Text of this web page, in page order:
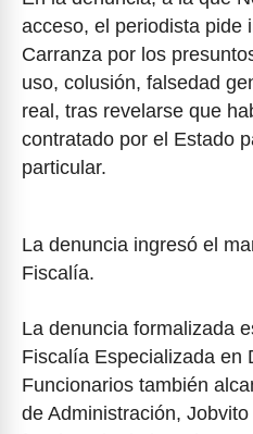
acceso, el periodista pide
Carranza por los
uso, colusión, falsedad
real, tras revelarse que
contratado por el Estado
particular.
La denuncia ingresó el
Fiscalía.
La denuncia formalizada
Fiscalía Especializada en
Funcionarios también
de Administración,